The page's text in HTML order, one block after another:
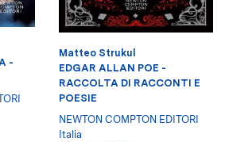
-
Matteo Strukul
EDGAR ALLAN POE -
RACCOLTA DI RACCONTI E
POESIE
NEWTON COMPTON EDITORI
Italia